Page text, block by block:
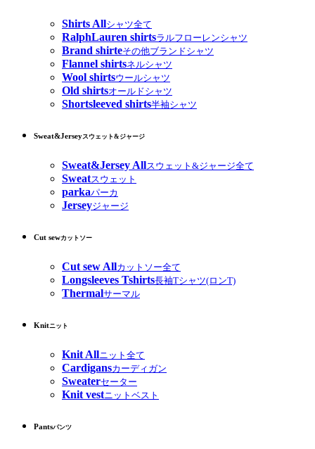
Shirts Allシャツ全て
RalphLauren shirtsラルフローレンシャツ
Brand shirteその他ブランドシャツ
Flannel shirtsネルシャツ
Wool shirtsウールシャツ
Old shirtsオールドシャツ
Shortsleeved shirts半袖シャツ
Sweat&Jerseyスウェット&ジャージ
Sweat&Jersey Allスウェット&ジャージ全て
Sweatスウェット
parkaパーカ
Jerseyジャージ
Cut sewカットソー
Cut sew Allカットソー全て
Longsleeves Tshirts長袖Tシャツ(ロンT)
Thermalサーマル
Knitニット
Knit Allニット全て
Cardigansカーディガン
Sweaterセーター
Knit vestニットベスト
Pantsパンツ